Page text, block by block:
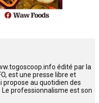
édité par la
est une presse libre et
propose au quotidien des
professionnalisme est son